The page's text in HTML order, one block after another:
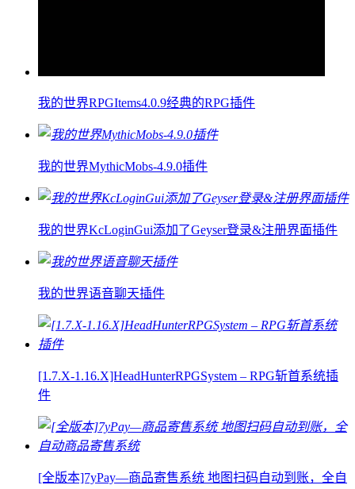
我的世界RPGItems4.0.9经典的RPG插件
我的世界MythicMobs-4.9.0插件
我的世界KcLoginGui添加了Geyser登录&注册界面插件
我的世界语音聊天插件
[1.7.X-1.16.X]HeadHunterRPGSystem – RPG斩首系统插
件
[全版本]7yPay—商品寄售系统 地图扫码自动到账，全自